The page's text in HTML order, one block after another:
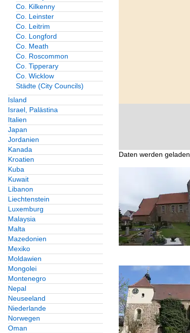
Co. Kilkenny
Co. Leinster
Co. Leitrim
Co. Longford
Co. Meath
Co. Roscommon
Co. Tipperary
Co. Wicklow
Städte (City Councils)
Island
Israel, Palästina
Italien
Japan
Jordanien
Kanada
Kroatien
Kuba
Kuwait
Libanon
Liechtenstein
Luxemburg
Malaysia
Malta
Mazedonien
Mexiko
Moldawien
Mongolei
Montenegro
Nepal
Neuseeland
Niederlande
Norwegen
Oman
Daten werden geladen